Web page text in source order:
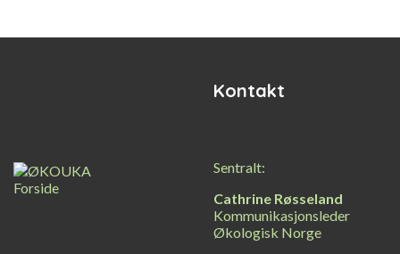
Kontakt
Sentralt:
Cathrine Røsseland
Kommunikasjonsleder
Økologisk Norge